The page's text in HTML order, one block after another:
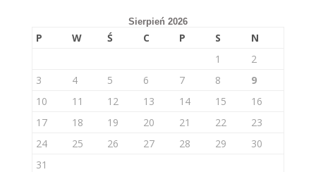
Sierpień 2026
P W Ś C P S N
1
2
3
4 5 6 7 8
9
10
11 12 13 14 15
16
17
18 19 20 21 22
23
24
25 26 27 28 29
30
31